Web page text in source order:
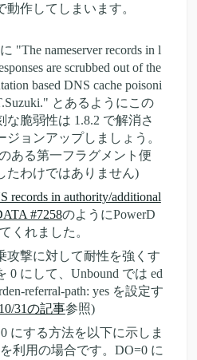
動作してしまいます。
に "The nameserver records in l
are scrubbed out of the
based DNS cache poisoni
とあるようにこの
脆弱性は 1.8.2 で解消さ
ョンアップしましょう。
ある第一フラグメント便
たわけではありません)
records in authority/additional
#7258のようにPowerD
くれました。
攻撃に対して耐性を強くす
0 にして、Unbound では ed
referral-path: yes を設定す
31の記事参照)
にする方法を以下に示しま
利用の場合です。DO=0 に